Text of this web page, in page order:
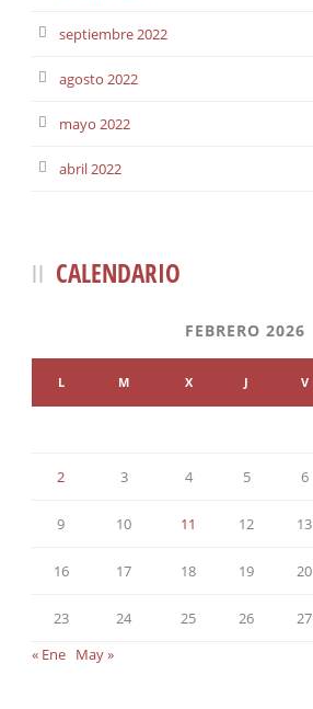
septiembre 2022
agosto 2022
mayo 2022
abril 2022
CALENDARIO
FEBRERO 2026
L M X J V
2 3 4 5 6
9 10 11 12 13
16 17 18 19 20
23 24 25 26 27
« Ene May »